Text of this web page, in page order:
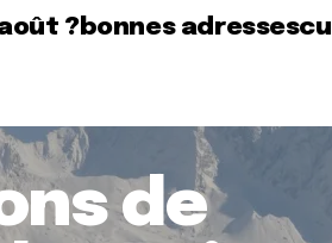
?bonnes adresses
de